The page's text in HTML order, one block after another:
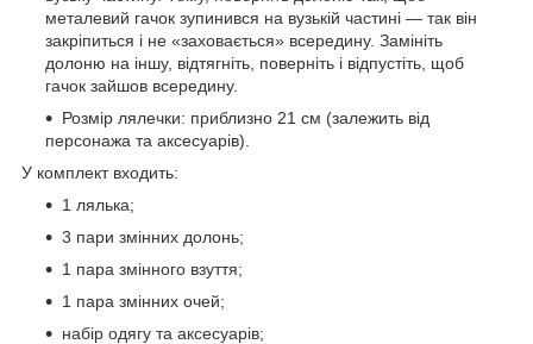
металевий гачок зупинився на вузькій частині — так він
закріпиться і не «заховається» всередину. Замініть
долоню на іншу, відтягніть, поверніть і відпустіть, щоб
гачок зайшов всередину.
Розмір лялечки: приблизно 21 см (залежить від
персонажа та аксесуарів).
У комплект входить:
1 лялька;
3 пари змінних долонь;
1 пара змінного взуття;
1 пара змінних очей;
набір одягу та аксесуарів;